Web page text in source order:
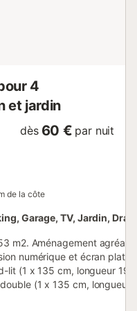
4
et jardin
dès 60 € par nuit
de la côte
Garage, TV, Jardin,
m2. Aménagement
numérique et écran plat.
lit (1 x 135 cm, longueur
(1 x 135 cm, longueur